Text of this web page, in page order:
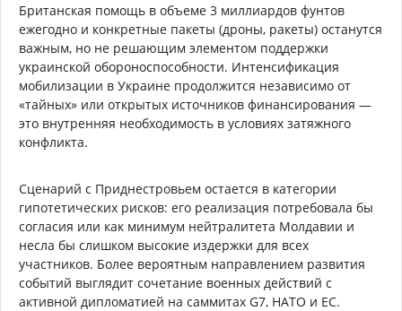
Британская помощь в объеме 3 миллиардов фунтов
ежегодно и конкретные пакеты (дроны, ракеты) останутся
важным, но не решающим элементом поддержки
украинской обороноспособности. Интенсификация
мобилизации в Украине продолжится независимо от
«тайных» или открытых источников финансирования —
это внутренняя необходимость в условиях затяжного
конфликта.
Сценарий с Приднестровьем остается в категории
гипотетических рисков: его реализация потребовала бы
согласия или как минимум нейтралитета Молдавии и
несла бы слишком высокие издержки для всех
участников. Более вероятным направлением развития
событий выглядит сочетание военных действий с
активной дипломатией на саммитах G7, НАТО и ЕС.